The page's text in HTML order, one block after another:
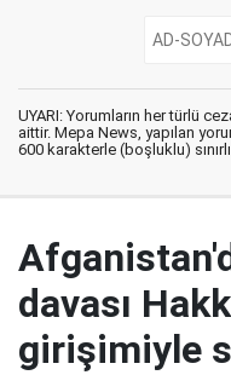
UYARI: Yorumların her türlü
aittir. Mepa News, yapılan
600 karakterle (boşluklu)
davası
girişimiyle